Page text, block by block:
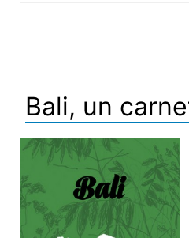
Bali, un